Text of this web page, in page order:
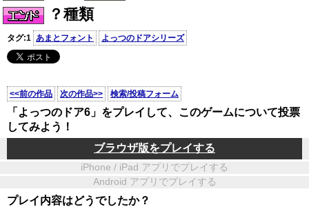
？種類
タグ:1 あまとフォント よっつのドアシリーズ
<<前の作品 次の作品>> 検索/投稿フォーム
「よっつのドア6」をプレイして、このゲームについて投票
してみよう！
ブラウザ版をプレイする
iPhone / iPad アプリでプレイする
Android アプリでプレイする
プレイ内容はどうでしたか？